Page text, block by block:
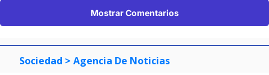
Mostrar Comentarios
Sociedad > Agencia De Noticias